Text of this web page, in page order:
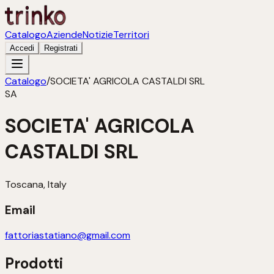
CatalogoAziendeNotizieTerritori
Accedi Registrati
Catalogo/SOCIETA' AGRICOLA CASTALDI SRL
SA
SOCIETA' AGRICOLA
CASTALDI SRL
Toscana, Italy
Email
fattoriastatiano@gmail.com
Prodotti